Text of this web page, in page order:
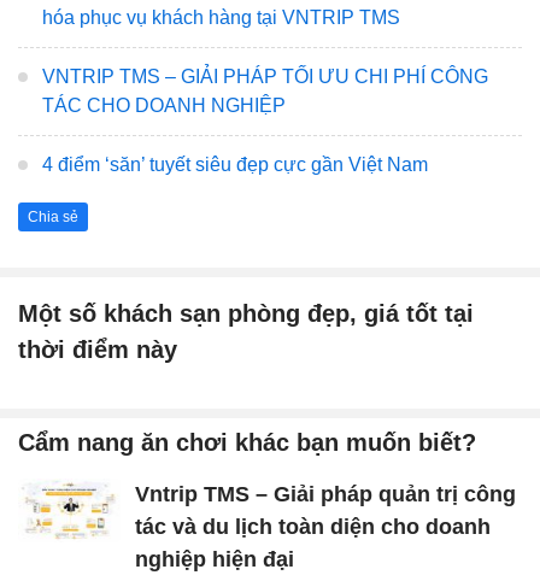
hóa phục vụ khách hàng tại VNTRIP TMS
VNTRIP TMS – GIẢI PHÁP TỐI ƯU CHI PHÍ CÔNG
TÁC CHO DOANH NGHIỆP
4 điểm ‘săn’ tuyết siêu đẹp cực gần Việt Nam
Chia sẻ
Một số khách sạn phòng đẹp, giá tốt tại
thời điểm này
Cẩm nang ăn chơi khác bạn muốn biết?
Vntrip TMS – Giải pháp quản trị công
tác và du lịch toàn diện cho doanh
nghiệp hiện đại